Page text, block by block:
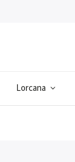
Lorcana